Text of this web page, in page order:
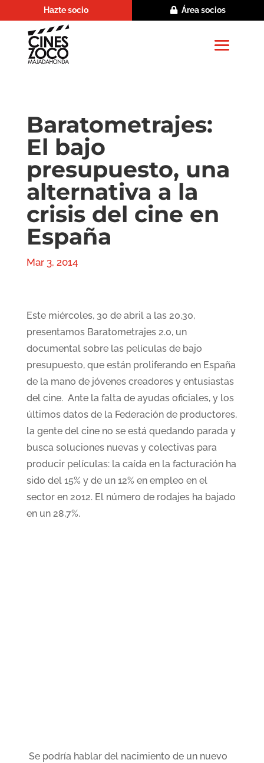
Hazte socio Área socios
Baratometrajes:
El bajo
presupuesto, una
alternativa a la
crisis del cine en
España
Mar 3, 2014
Este miércoles, 30 de abril a las 20,30,
presentamos Baratometrajes 2.0, un
documental sobre las películas de bajo
presupuesto, que están proliferando en España
de la mano de jóvenes creadores y entusiastas
del cine. Ante la falta de ayudas oficiales, y los
últimos datos de la Federación de productores,
la gente del cine no se está quedando parada y
busca soluciones nuevas y colectivas para
producir películas: la caída en la facturación ha
sido del 15% y de un 12% en empleo en el
sector en 2012. El número de rodajes ha bajado
en un 28,7%.
Se podría hablar del nacimiento de un nuevo